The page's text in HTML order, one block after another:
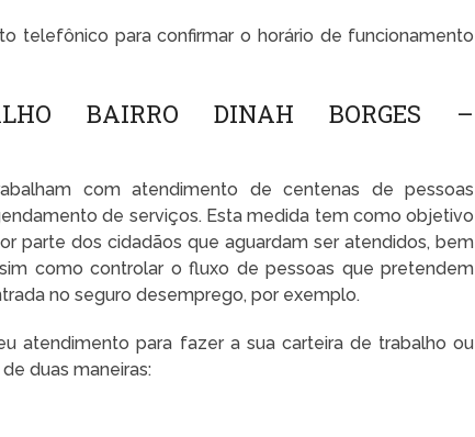
telefônico para confirmar o horário de funcionamento
BAIRRO DINAH BORGES –
com atendimento de centenas de pessoas
de serviços. Esta medida tem como objetivo
parte dos cidadãos que aguardam ser atendidos, bem
como controlar o fluxo de pessoas que pretendem
no seguro desemprego, por exemplo.
atendimento para fazer a sua carteira de trabalho ou
duas maneiras: